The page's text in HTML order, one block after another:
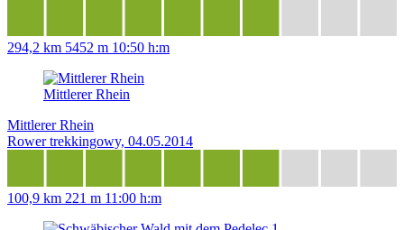
294,2 km 5452 m 10:50 h:m
Mittlerer Rhein
Mittlerer Rhein
Rower trekkingowy, 04.05.2014
100,9 km 221 m 11:00 h:m